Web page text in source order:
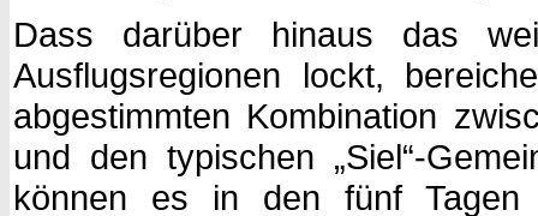
Dass darüber hinaus das
Ausflugsregionen lockt,
abgestimmten Kombination
und den typischen „Siel“-
können es in den fünf Tagen